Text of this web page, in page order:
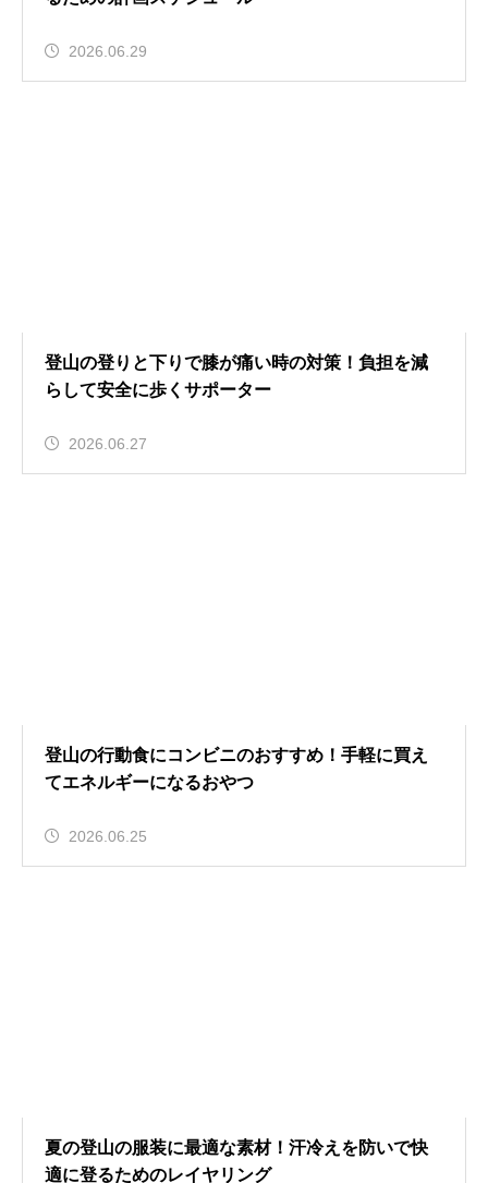
2026.06.29
登山の登りと下りで膝が痛い時の対策！負担を減
らして安全に歩くサポーター
2026.06.27
登山の行動食にコンビニのおすすめ！手軽に買え
てエネルギーになるおやつ
2026.06.25
夏の登山の服装に最適な素材！汗冷えを防いで快
適に登るためのレイヤリング